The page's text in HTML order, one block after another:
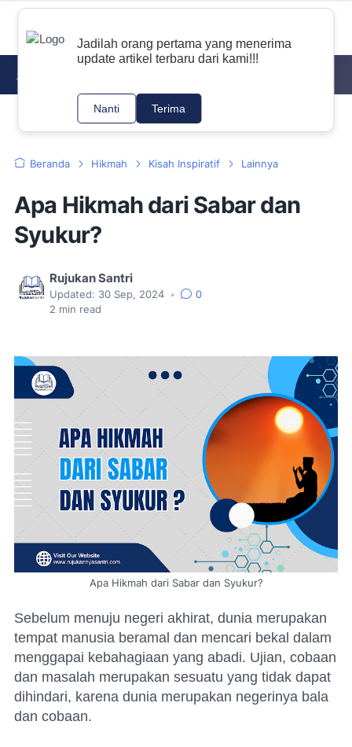
Jadilah orang pertama yang menerima
update artikel terbaru dari kami!!!
Nanti Terima
Beranda Hikmah Kisah Inspiratif Lainnya
Apa Hikmah dari Sabar dan
Syukur?
Rujukan Santri
Updated: 30 Sep, 2024 •
0
2 min read
Apa Hikmah dari Sabar dan Syukur?
Sebelum menuju negeri akhirat, dunia merupakan
tempat manusia beramal dan mencari bekal dalam
menggapai kebahagiaan yang abadi. Ujian, cobaan
dan masalah merupakan sesuatu yang tidak dapat
dihindari, karena dunia merupakan negerinya bala
dan cobaan.